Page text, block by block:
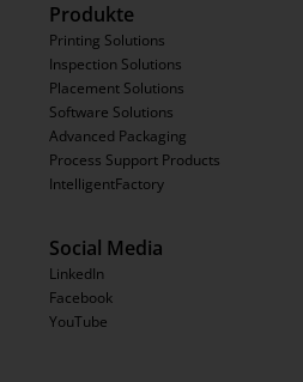
Produkte
Printing Solutions
Inspection Solutions
Placement Solutions
Software Solutions
Advanced Packaging
Process Support Products
IntelligentFactory
Social Media
LinkedIn
Facebook
YouTube